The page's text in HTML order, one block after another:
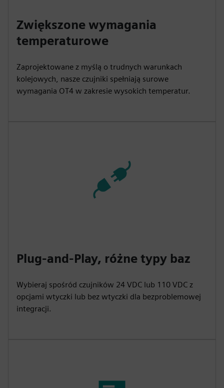
Zwiększone wymagania
temperaturowe
Zaprojektowane z myślą o trudnych warunkach
kolejowych, nasze czujniki spełniają surowe
wymagania OT4 w zakresie wysokich temperatur.
Plug-and-Play, różne typy baz
Wybieraj spośród czujników 24 VDC lub 110 VDC z
opcjami wtyczki lub bez wtyczki dla bezproblemowej
integracji.